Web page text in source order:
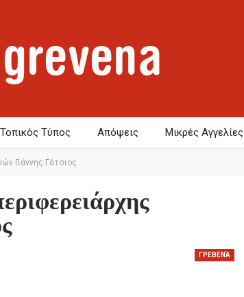
Τοπικός Τύπος Απόψεις Μικρές Αγγελίες
Γιάννης Γάτσιος
ΓΡΕΒΕΝΆ